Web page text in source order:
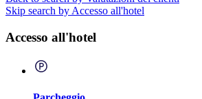
Skip search by Accesso all'hotel
Accesso all'hotel